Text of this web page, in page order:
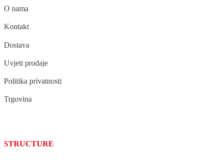
O nama
Kontakt
Dostava
Uvjeti prodaje
Politika privatnosti
Trgovina
STRUCTURE